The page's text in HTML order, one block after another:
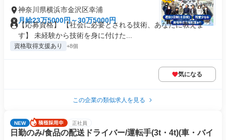
神奈川県横浜市金沢区幸浦
月給23万5000円～30万5000円
【応募資格】 【社会に必要とされる技術、あなたに教えま
す】 未経験から技術を身に付けた...
資格取得支援あり +8個
気になる
この企業の類似求人を見る
NEW 正社員
日勤のみ/食品の配送ドライバー/運転手(3t・4t)(車・バイ